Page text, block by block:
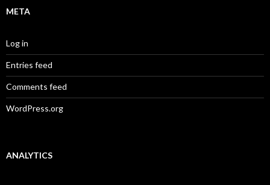
META
Log in
Entries feed
Comments feed
WordPress.org
ANALYTICS